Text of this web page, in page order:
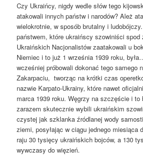
Czy Ukraińcy, nigdy wedle słów tego
atakowali innych państw i narodów? Ależ
wielokrotnie, w sposób brutalny i
państwem, które ukraińscy szowiniści spod
Ukraińskich Nacjonalistów zaatakowali u
Niemiec i to już 1 września 1939 roku,
wcześniej próbowali dokonać tego samego
Zakarpaciu, tworząc na krótki czas
nazwie Karpato-Ukrainy, które nawet
marca 1939 roku. Węgrzy na szczęście i to
zarazem skutecznie wybili ukraińskim
czystej jak szklanka źródlanej wody
ziemi, posyłając w ciągu jednego miesiąca
raju 30 tysięcy ukraińskich bojców, a 130
wywczasy do więzień.